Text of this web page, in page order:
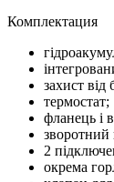
Комплектация
захист від
термостат;
фланець і
зворотний
2
окрема